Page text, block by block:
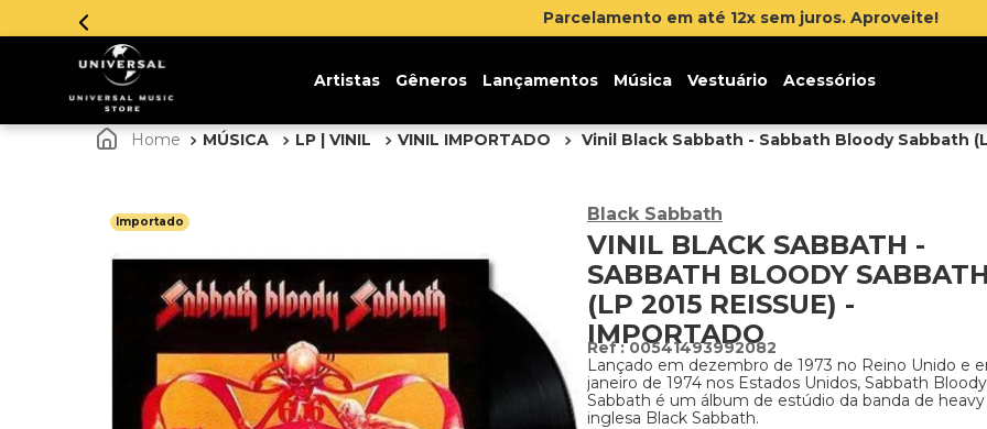
Parcelamento em até 12x sem juros. Aproveite!
Artistas Gêneros Lançamentos Música Vestuário Acessórios
MÚSICA LP | VINIL VINIL IMPORTADO Vinil Black Sabbath - Sabbath Bloody Sabbath
Importado Black Sabbath
VINIL BLACK SABBATH -
SABBATH BLOODY SABBATH
(LP 2015 REISSUE) -
IMPORTADO
:00541493992082
Lançado em dezembro de 1973 no Reino Unido e
janeiro de 1974 nos Estados Unidos, Sabbath Bloody
Sabbath é um álbum de estúdio da banda de
inglesa Black Sabbath.